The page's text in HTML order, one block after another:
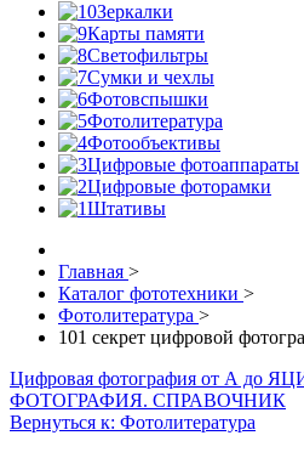
Зеркалки
Карты памяти
Светофильтры
Сумки и чехлы
Фотовспышки
Фотолитература
Фотообъективы
Цифровые фотоаппараты
Цифровые фоторамки
Штативы
Главная >
Каталог фототехники >
Фотолитература >
101 секрет цифровой
Цифровая фотография от А до Я
ФОТОГРАФИЯ. СПРАВОЧНИК
Вернуться к: Фотолитература